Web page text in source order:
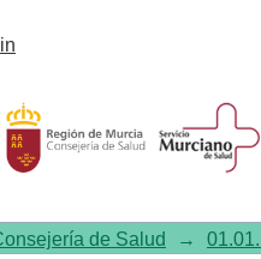
en la
de Salud →